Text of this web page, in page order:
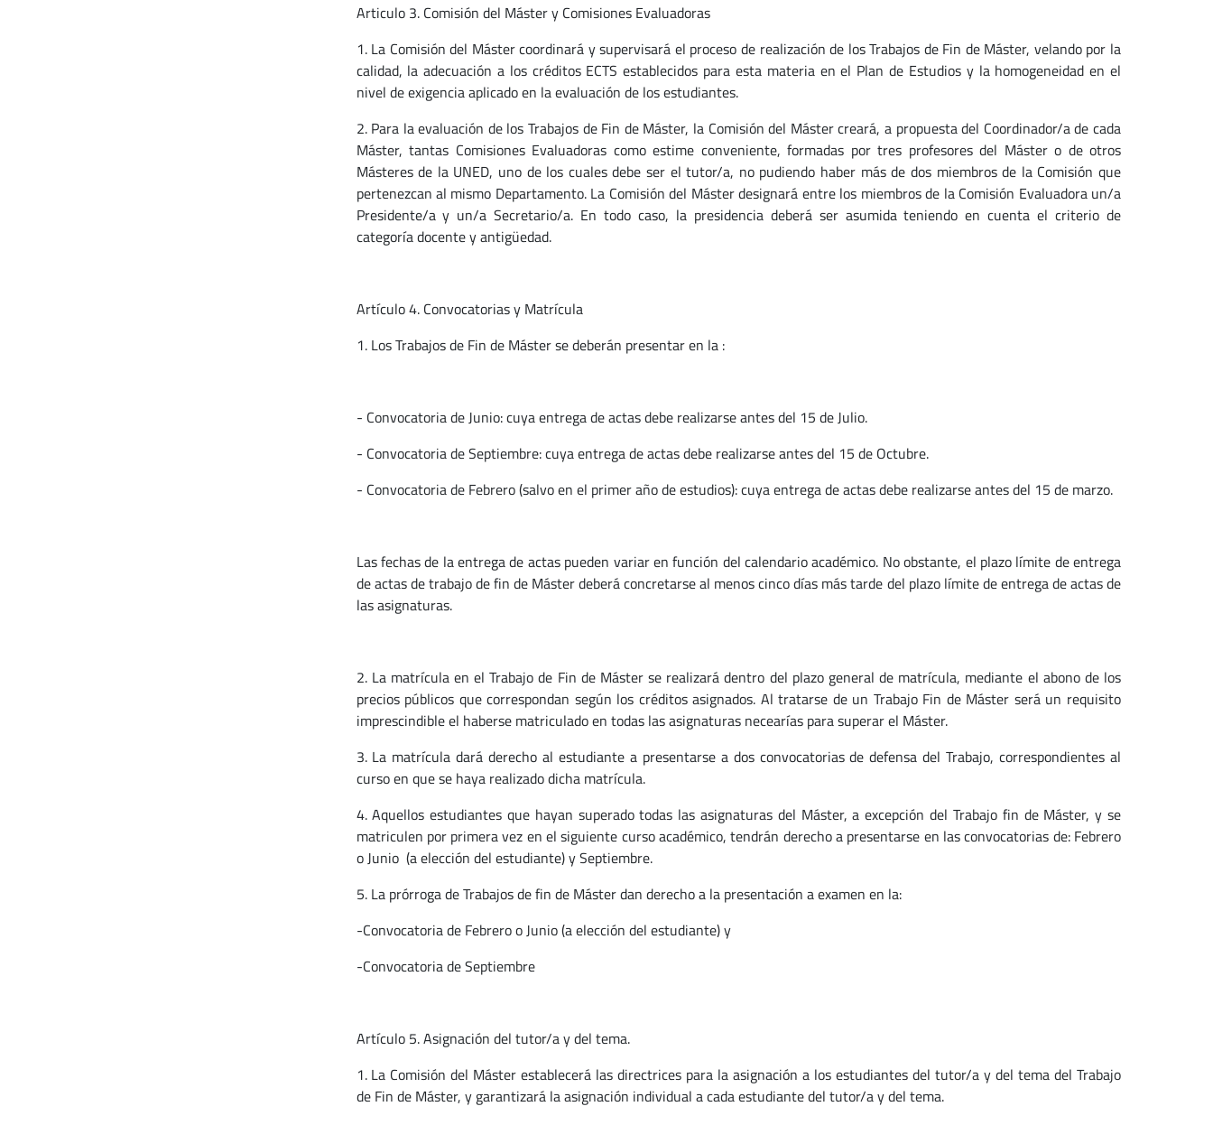
Articulo 3. Comisión del Máster y Comisiones Evaluadoras
1. La Comisión del Máster coordinará y supervisará el proceso de realización de los Trabajos de Fin de Máster, velando por la
calidad, la adecuación a los créditos ECTS establecidos para esta materia en el Plan de Estudios y la homogeneidad en el
nivel de exigencia aplicado en la evaluación de los estudiantes.
2. Para la evaluación de los Trabajos de Fin de Máster, la Comisión del Máster creará, a propuesta del Coordinador/a de cada
Máster, tantas Comisiones Evaluadoras como estime conveniente, formadas por tres profesores del Máster o de otros
Másteres de la UNED, uno de los cuales debe ser el tutor/a, no pudiendo haber más de dos miembros de la Comisión que
pertenezcan al mismo Departamento. La Comisión del Máster designará entre los miembros de la Comisión Evaluadora un/a
Presidente/a y un/a Secretario/a. En todo caso, la presidencia deberá ser asumida teniendo en cuenta el criterio de
categoría docente y antigüedad.
Artículo 4. Convocatorias y Matrícula
1. Los Trabajos de Fin de Máster se deberán presentar en la :
- Convocatoria de Junio: cuya entrega de actas debe realizarse antes del 15 de Julio.
- Convocatoria de Septiembre: cuya entrega de actas debe realizarse antes del 15 de Octubre.
- Convocatoria de Febrero (salvo en el primer año de estudios): cuya entrega de actas debe realizarse antes del 15 de marzo.
Las fechas de la entrega de actas pueden variar en función del calendario académico. No obstante, el plazo límite de entrega
de actas de trabajo de fin de Máster deberá concretarse al menos cinco días más tarde del plazo límite de entrega de actas de
las asignaturas.
2. La matrícula en el Trabajo de Fin de Máster se realizará dentro del plazo general de matrícula, mediante el abono de los
precios públicos que correspondan según los créditos asignados. Al tratarse de un Trabajo Fin de Máster será un requisito
imprescindible el haberse matriculado en todas las asignaturas necearías para superar el Máster.
3. La matrícula dará derecho al estudiante a presentarse a dos convocatorias de defensa del Trabajo, correspondientes al
curso en que se haya realizado dicha matrícula.
4. Aquellos estudiantes que hayan superado todas las asignaturas del Máster, a excepción del Trabajo fin de Máster, y se
matriculen por primera vez en el siguiente curso académico, tendrán derecho a presentarse en las convocatorias de: Febrero
o Junio (a elección del estudiante) y Septiembre.
5. La prórroga de Trabajos de fin de Máster dan derecho a la presentación a examen en la:
-Convocatoria de Febrero o Junio (a elección del estudiante) y
-Convocatoria de Septiembre
Artículo 5. Asignación del tutor/a y del tema.
1. La Comisión del Máster establecerá las directrices para la asignación a los estudiantes del tutor/a y del tema del Trabajo
de Fin de Máster, y garantizará la asignación individual a cada estudiante del tutor/a y del tema.